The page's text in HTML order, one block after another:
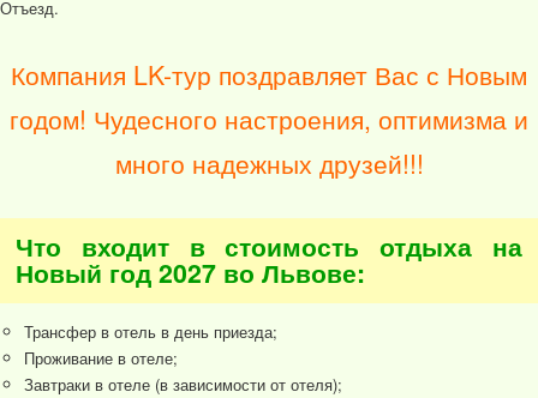
Отъезд.
Компания LK-тур поздравляет Вас с Новым
годом! Чудесного настроения, оптимизма и
много надежных друзей!!!
Что входит в стоимость отдыха на
Новый год 2027 во Львове:
Трансфер в отель в день приезда;
Проживание в отеле;
Завтраки в отеле (в зависимости от отеля);